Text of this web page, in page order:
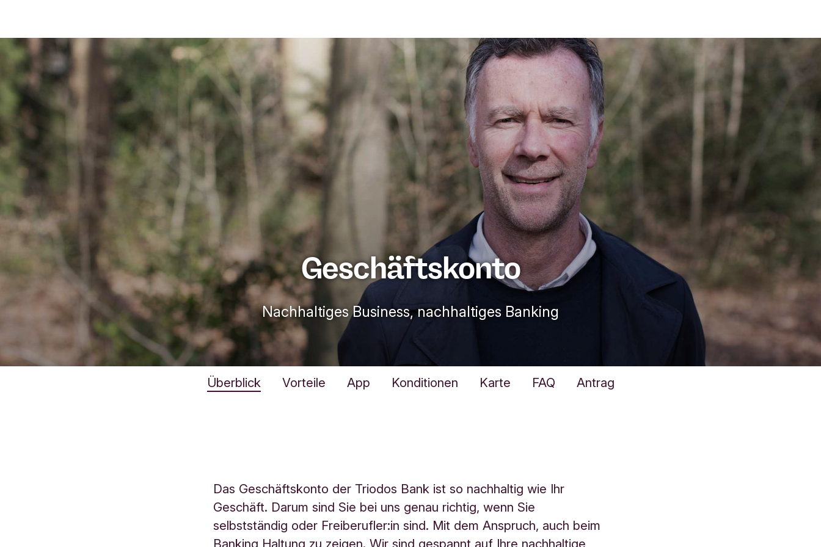
Geschäftskonto
Nachhaltiges Business, nachhaltiges Banking
Überblick Vorteile App Konditionen Karte FAQ Antrag
Das Geschäftskonto der Triodos Bank ist so nachhaltig wie Ihr
Geschäft. Darum sind Sie bei uns genau richtig, wenn Sie
selbstständig oder Freiberufler:in sind. Mit dem Anspruch, auch beim
Banking Haltung zu zeigen. Wir sind gespannt auf Ihre nachhaltige